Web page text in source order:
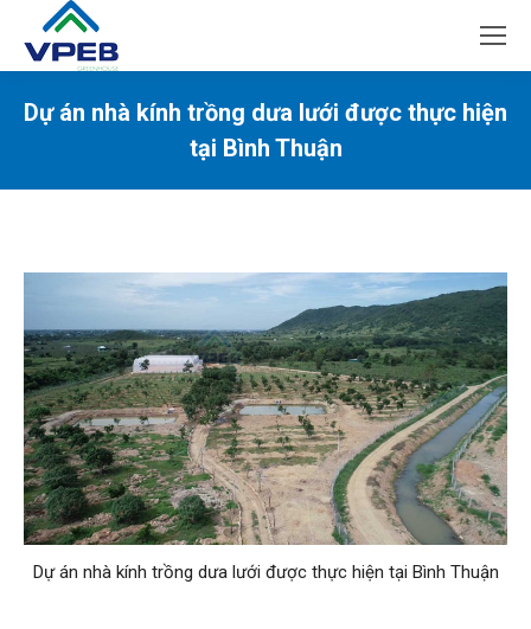
Dự án nhà kính trồng dưa lưới được thực hiện
tại Bình Thuận
Dự án nhà kính trồng dưa lưới được thực hiện tại Bình Thuận